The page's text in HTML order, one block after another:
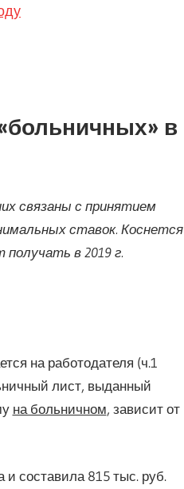
в
связаны с принятием
ставок. Коснется
в 2019 г.
на работодателя (ч.1
лист, выданный
на больничном, зависит от
и составила 815 тыс. руб.